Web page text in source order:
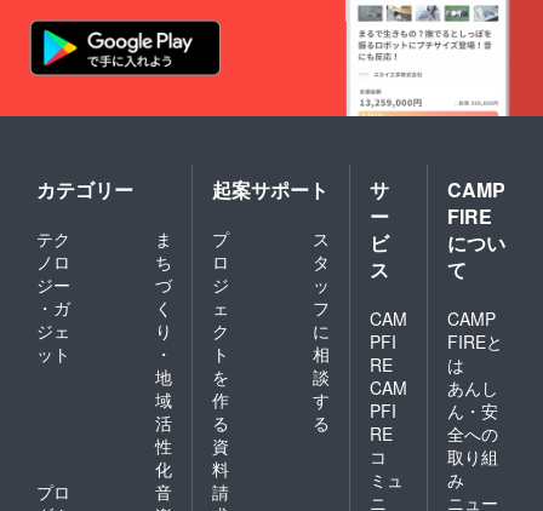
カテゴリー
テク
ノロ
ジー
・ガ
ジェ
ット
ま
ち
づ
く
り
・
地
域
活
性
化
プロ
音
起案サポート
プ
ロ
ジ
ェ
ク
ト
を
作
る
ス
タ
ッ
フ
に
相
談
す
る
資
料
請
サ
ー
ビ
ス
CAM
PFI
RE
CAM
PFI
RE
コ
ミュ
ニ
CAMP
FIRE
につい
て
CAMP
FIREと
は
あんし
ん・安
全への
取り組
み
ニュー